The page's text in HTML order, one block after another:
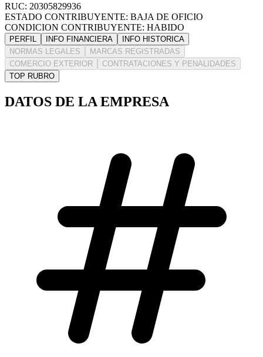
RUC: 20305829936
ESTADO CONTRIBUYENTE: BAJA DE OFICIO
CONDICION CONTRIBUYENTE: HABIDO
PERFIL INFO FINANCIERA
INFO HISTORICA
NORMAS LEGALES
MARCAS REGISTRADAS
COMERCIO EXTERIOR
CONTRATACIONES Y PENALIDADES
TOP RUBRO
DATOS DE LA EMPRESA